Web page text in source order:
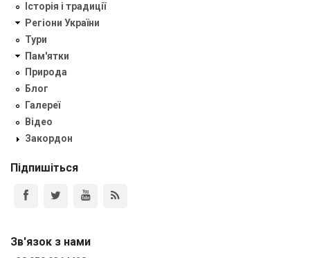
Історія і традиції
Регіони України
Тури
Пам'ятки
Природа
Блог
Галереї
Відео
Закордон
Підпишіться
Зв'язок з нами